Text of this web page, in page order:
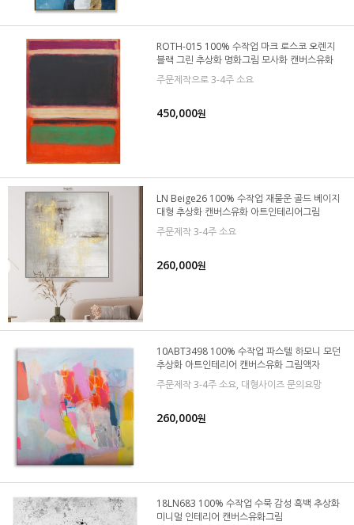
ROTH-015 100% 수작업 마크 로스코 오렌지
블랙 그린 추상화 명화그림 모사화 캔버스유화
주문제작으로 3-4주 소요
450,000원
LN Beige26 100% 수작업 재물운 골드 베이지
대형 추상화 캔버스유화 아트인테리어그림
주문제작 3-4주 소요
260,000원
10ABT3498 100% 수작업 파스텔 하모니 모던
추상화 아트인테리어 캔버스유화 그림액자
주문제작 3-4주 소요, 대형사이즈 문의요망
260,000원
18LN683 100% 수작업 수묵 감성 흑백 추상화
미니멀 인테리어 캔버스유화그림